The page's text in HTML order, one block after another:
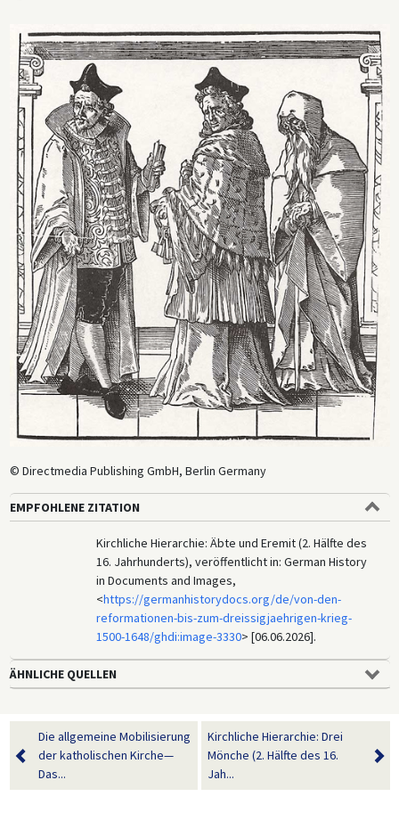
© Directmedia Publishing GmbH, Berlin Germany
EMPFOHLENE ZITATION
Kirchliche Hierarchie: Äbte und Eremit (2. Hälfte des
16. Jahrhunderts), veröffentlicht in: German History
in Documents and Images,
<https://germanhistorydocs.org/de/von-den-
reformationen-bis-zum-dreissigjaehrigen-krieg-
1500-1648/ghdi:image-3330> [06.06.2026].
ÄHNLICHE QUELLEN
Die allgemeine Mobilisierung
der katholischen Kirche—
Das...
Kirchliche Hierarchie: Drei
Mönche (2. Hälfte des 16.
Jah...